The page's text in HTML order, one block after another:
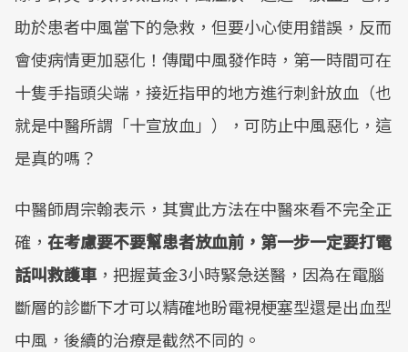
助於患者中風當下的急救，但要小心使用錯誤，反而
會使病情更加惡化！傳聞中風發作時，第一時間可在
十隻手指頭尖端，接近指甲的地方進行刺針放血（也
就是中醫所謂「十宣放血」），可防止中風惡化，這
是真的嗎？
中醫師周宗翰表示，其實此方法在中醫來看不完全正
確， 在考慮要不要幫患者放血前，第一步一定要打電
話叫救護車 ，把握黃金3小時緊急送醫，因為在電腦
斷層的診斷下才可以精確地盼電視梗塞型還是出血型
中風，後續的治療是截然不同的。